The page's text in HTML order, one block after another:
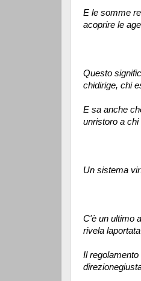
E le somme
acoprire le
Questo
chidirige, chi
E sa anche
unristoro a
Un sistema
C'è un ultimo
rivela
Il